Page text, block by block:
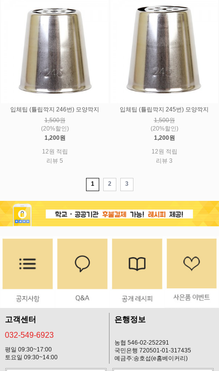
입체팁 (튤립깍지 246번) 모양깍지
1,500원
(20%할인)
1,200원
12원 적립
리뷰 5
입체팁 (튤립깍지 245번) 모양깍지
1,500원
(20%할인)
1,200원
12원 적립
리뷰 3
1 2 3
고객센터
032-549-6923
평일 09:30~17:00
토요일 09:30~14:00
은행정보
농협 546-02-252291
국민은행 720501-01-317435
예금주:송호섭(e홈베이커리)